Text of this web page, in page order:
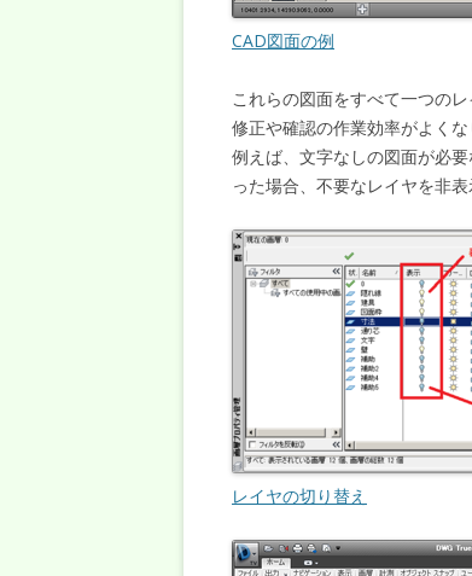
CAD図面の例
これらの図面をすべて一つの
修正や確認の作業効率がよくな
例えば、文字なしの図面が必
った場合、不要なレイヤを非
レイヤの切り替え